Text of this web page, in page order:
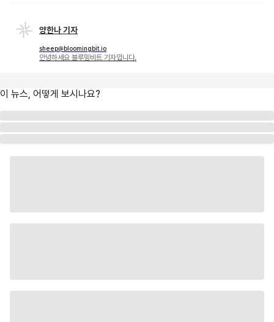
양한나 기자
sheep@bloomingbit.io
안녕하세요 블루밍비트 기자입니다.
이 뉴스, 어떻게 보시나요?